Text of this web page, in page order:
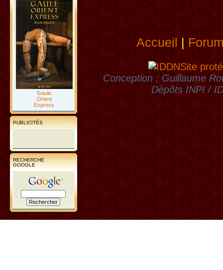
Gaule
Orient
Express
PUBLICITÉS
RECHERCHE
GOOGLE
Accueil|
Site
Conception : Guillaume
Dèpôts INPI /